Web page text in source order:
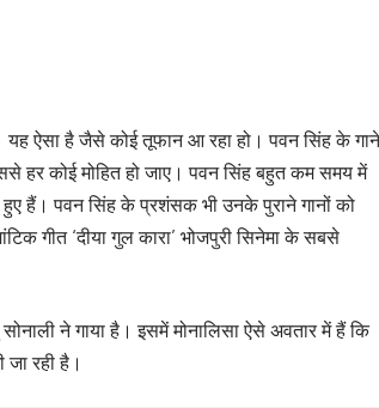
यह ऐसा है जैसे कोई तूफान आ रहा हो। पवन सिंह के गाने
हर कोई मोहित हो जाए। पवन सिंह बहुत कम समय में
हैं। पवन सिंह के प्रशंसक भी उनके पुराने गानों को
गीत ‘दीया गुल कारा’ भोजपुरी सिनेमा के सबसे
ने गाया है। इसमें मोनालिसा ऐसे अवतार में हैं कि
रही है।